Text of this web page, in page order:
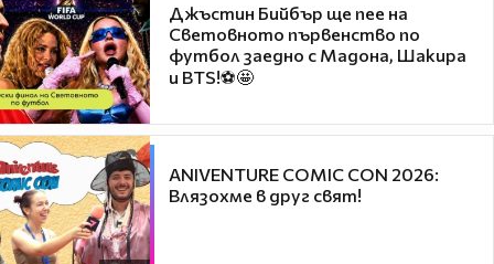
Джъстин Бийбър ще пее на
Световното първенство по
футбол заедно с Мадона, Шакира
и BTS!⚽🤩
ANIVENTURE COMIC CON 2026:
Влязохме в друг свят!